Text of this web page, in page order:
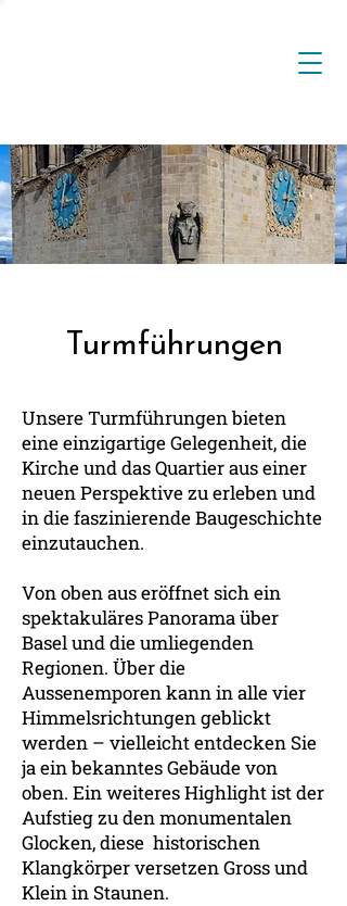
Turmführungen
Unsere Turmführungen bieten
eine einzigartige Gelegenheit, die
Kirche und das Quartier aus einer
neuen Perspektive zu erleben und
in die faszinierende Baugeschichte
einzutauchen.
Von oben aus eröffnet sich ein
spektakuläres Panorama über
Basel und die umliegenden
Regionen. Über die
Aussenemporen kann in alle vier
Himmelsrichtungen geblickt
werden – vielleicht entdecken Sie
ja ein bekanntes Gebäude von
oben. Ein weiteres Highlight ist der
Aufstieg zu den monumentalen
Glocken, diese historischen
Klangkörper versetzen Gross und
Klein in Staunen.